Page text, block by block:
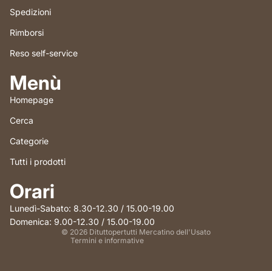
Spedizioni
Rimborsi
Reso self-service
Menù
Homepage
Cerca
Categorie
Tutti i prodotti
Orari
Lunedì-Sabato: 8.30-12.30 / 15.00-19.00
Domenica: 9.00-12.30 / 15.00-19.00
© 2026 Dituttopertutti Mercatino dell'Usato
Termini e informative
Informativa sui rimborsi
Informativa sulla privacy
Termini e condizioni del servizio
Informativa sulle spedizioni